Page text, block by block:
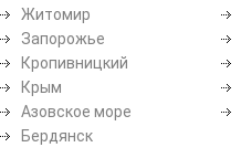
Житомир
Запорожье
Кропивницкий
Крым
Азовское море
Бердянск